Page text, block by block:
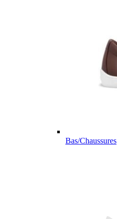
Bas/Chaussures